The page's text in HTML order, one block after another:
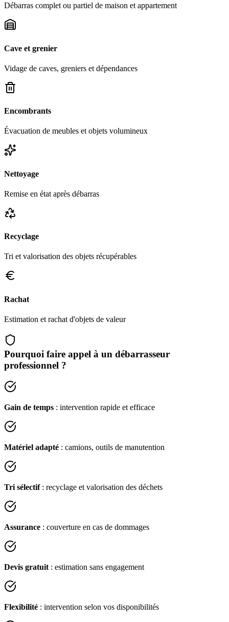
Débarras complet ou partiel de maison et appartement
Cave et grenier
Vidage de caves, greniers et dépendances
Encombrants
Évacuation de meubles et objets volumineux
Nettoyage
Remise en état après débarras
Recyclage
Tri et valorisation des objets récupérables
Rachat
Estimation et rachat d'objets de valeur
Pourquoi faire appel à un débarrasseur
professionnel ?
Gain de temps : intervention rapide et efficace
Matériel adapté : camions, outils de manutention
Tri sélectif: recyclage et valorisation des déchets
Assurance : couverture en cas de dommages
Devis gratuit : estimation sans engagement
Flexibilité : intervention selon vos disponibilités